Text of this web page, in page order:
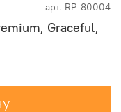
арт. RP-80004
Graceful,